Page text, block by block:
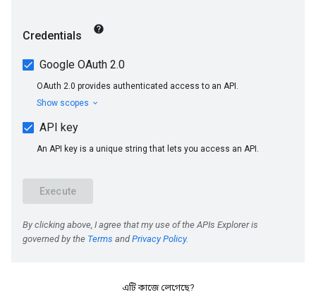
এটি কাজে লেগেছে?